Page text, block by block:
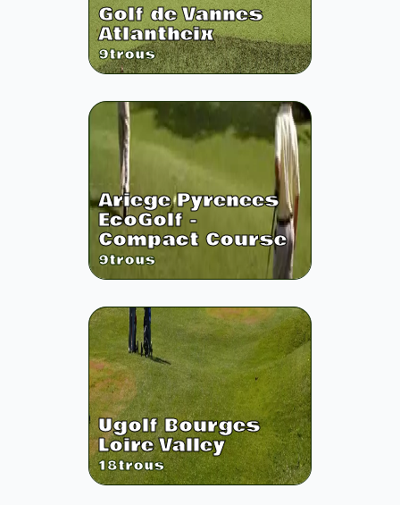
Golf de Vannes
Atlantheix
9trous
Ariege Pyrenees
EcoGolf -
Compact Course
9trous
Ugolf Bourges
Loire Valley
18trous